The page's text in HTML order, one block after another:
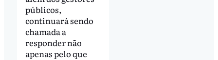
públicos,
continuará sendo
chamada a
responder não
apenas pelo que